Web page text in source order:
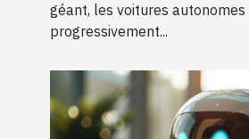
géant, les voitures
progressivement...